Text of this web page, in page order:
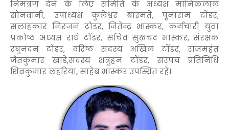
निमंत्रण देने के लिए समिति के अध्यक्ष मानिकलाल
सोनवानी, उपाध्यक्ष कुलेश्वर बारमते, पूनाराम टोंडर,
सलाहकार निरंजन टोडर, जितेन्द्र भास्कर, कर्मचारी युवा
प्रकोष्ठ अध्यक्ष राधे टोंडर, सचिव सुखचंद भास्कर, संरक्षक
रघुनंदन टोंडर, वरिष्ठ सदस्य अखिल टोंडर, राजमहंत
जैतकुमार खांडे,सदस्य शत्रुहन टोंडर, सरपंच प्रतिनिधि
शिवकुमार लहरिया, साहेब भास्कर उपस्थित रहे।